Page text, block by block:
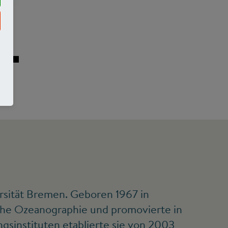
Bremen. Geboren 1967 in
Ozeanographie und promovierte in
etablierte sie von 2003